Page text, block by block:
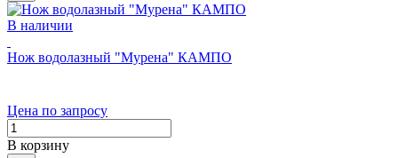
В наличии
Нож водолазный "Мурена" КАМПО
Цена по запросу
В корзину